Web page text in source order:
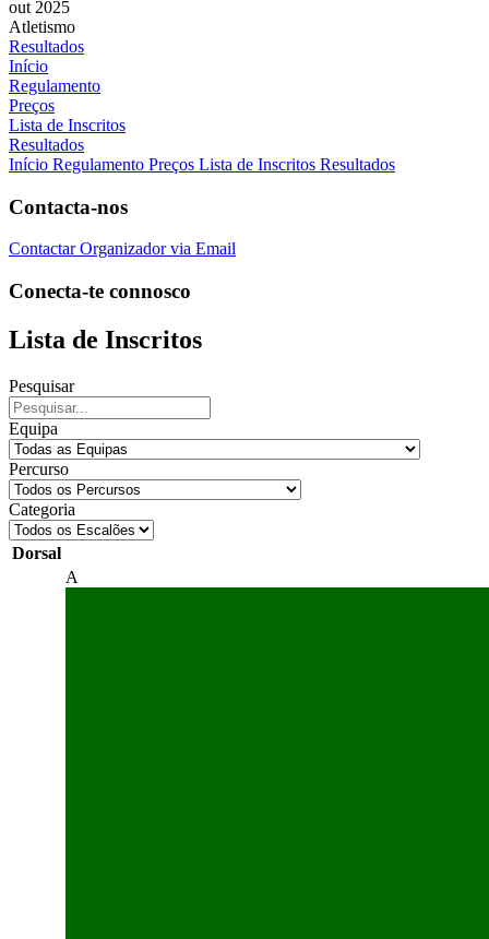
out 2025
Atletismo
Resultados
Início
Regulamento
Preços
Lista de Inscritos
Resultados
Início Regulamento Preços Lista de Inscritos Resultados
Contacta-nos
Contactar Organizador via Email
Conecta-te connosco
Lista de Inscritos
Pesquisar
Equipa
Percurso
Categoria
Dorsal
A